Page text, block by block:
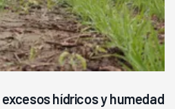
hídricos y humedad